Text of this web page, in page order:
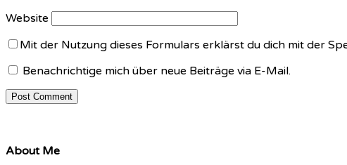
Website
Mit der Nutzung dieses Formulars erklärst du dich mit der
Benachrichtige mich über neue Beiträge via E-Mail.
About Me